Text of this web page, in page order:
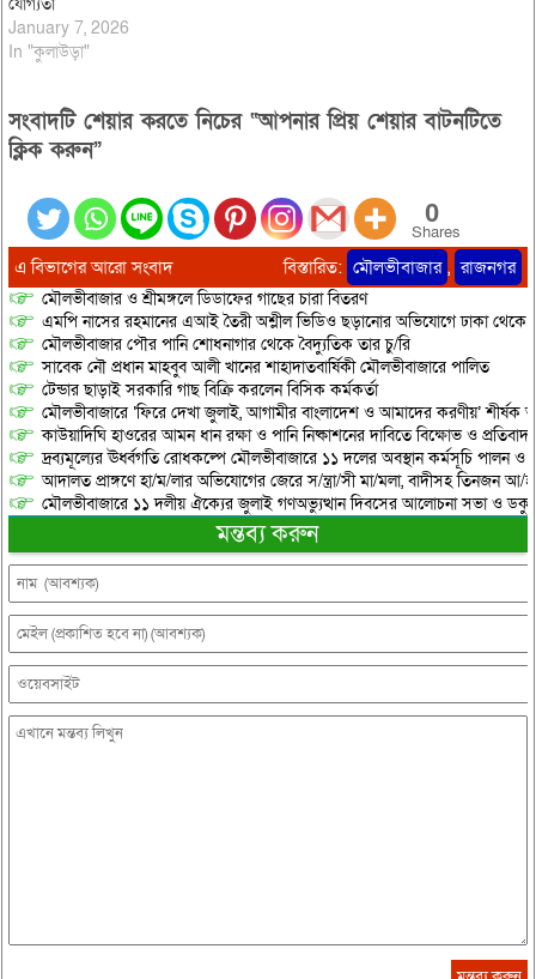
January 7, 2026
In "কুলাউড়া"
সংবাদটি শেয়ার করতে নিচের “আপনার প্রিয় শেয়ার বাটনটিতে
ক্লিক করুন”
0
Shares
এ বিভাগের আরো সংবাদ বিস্তারিত: মৌলভীবাজার , রাজনগর
মৌলভীবাজার ও শ্রীমঙ্গলে ডিডাফের গাছের চারা বিতরণ
এমপি নাসের রহমানের এআই তৈরী অশ্লীল ভিডিও ছড়ানোর অভিযোগে ঢাকা থেকে
মৌলভীবাজার পৌর পানি শোধনাগার থেকে বৈদ্যুতিক তার চু/রি
সাবেক নৌ প্রধান মাহবুব আলী খানের শাহাদাতবার্ষিকী মৌলভীবাজারে পালিত
টেন্ডার ছাড়াই সরকারি গাছ বিক্রি করলেন বিসিক কর্মকর্তা
মৌলভীবাজারে ‘ফিরে দেখা জুলাই, আগামীর বাংলাদেশ ও আমাদের করণীয়’ শীর্ষক
কাউয়াদিঘি হাওরের আমন ধান রক্ষা ও পানি নিষ্কাশনের দাবিতে বিক্ষোভ ও
দ্রব্যমূল্যের ঊর্ধ্বগতি রোধকল্পে মৌলভীবাজারে ১১ দলের অবস্থান কর্মসূচি পালন ও
আদালত প্রাঙ্গণে হা/ম/লার অভিযোগের জেরে স/ন্ত্রা/সী মা/মলা, বাদীসহ তিনজন আ/
মৌলভীবাজারে ১১ দলীয় ঐক্যের জুলাই গণঅভ্যুত্থান দিবসের আলোচনা সভা ও
মন্তব্য করুন